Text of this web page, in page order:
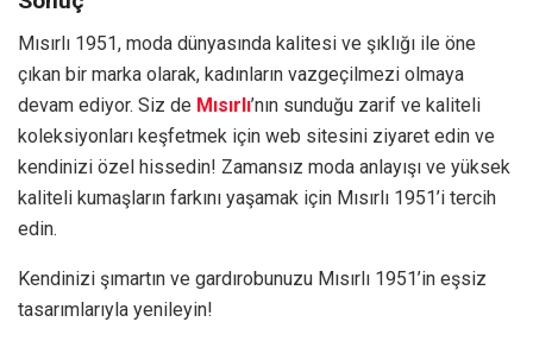
Mısırlı 1951, moda dünyasında kalitesi ve şıklığı ile öne
çıkan bir marka olarak, kadınların vazgeçilmezi olmaya
devam ediyor. Siz de Mısırlı’nın sunduğu zarif ve kaliteli
koleksiyonları keşfetmek için web sitesini ziyaret edin ve
kendinizi özel hissedin! Zamansız moda anlayışı ve yüksek
kaliteli kumaşların farkını yaşamak için Mısırlı 1951’i tercih
edin.
Kendinizi şımartın ve gardırobunuzu Mısırlı 1951’in eşsiz
tasarımlarıyla yenileyin!